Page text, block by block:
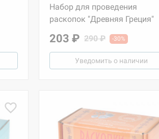
Набор для проведения
раскопок "Древняя Греция"
203 ₽ 290 ₽ -30%
Уведомить о наличии